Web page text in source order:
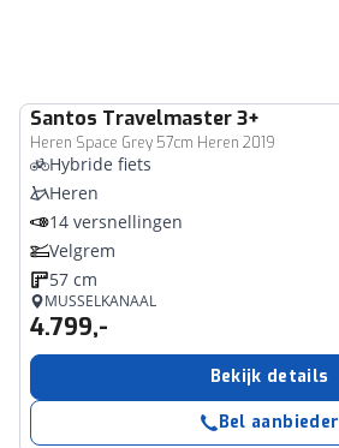
Santos Travelmaster 3+
Heren Space Grey 57cm Heren 2019
Hybride fiets
Heren
14 versnellingen
Velgrem
57 cm
MUSSELKANAAL
4.799,-
Bekijk details
Bel aanbieder